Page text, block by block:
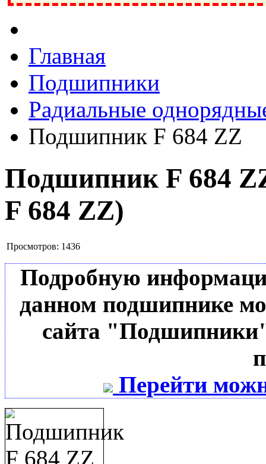
Ивантеевка, подшипники, пневматика, метизы, техника,
Главная
Подшипники
Радиальные
Подшипник F 684 ZZ
Подшипник F 684
F 684 ZZ)
Просмотров: 1436
Подробную
данном подшипнике
сайта
Перейти